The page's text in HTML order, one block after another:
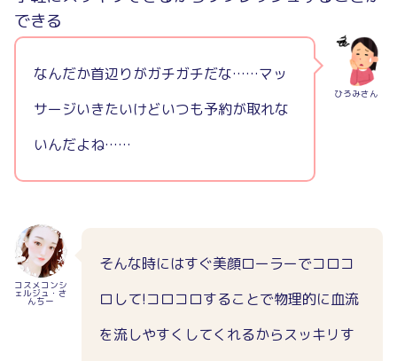
できる
ひろみさん
なんだか首辺りがガチガチだな……マッ
サージいきたいけどいつも予約が取れな
いんだよね……
コスメコンシ
ェルジュ・さ
んちー
そんな時にはすぐ美顔ローラーでコロコ
ロして!コロコロすることで物理的に血流
を流しやすくしてくれるからスッキリす